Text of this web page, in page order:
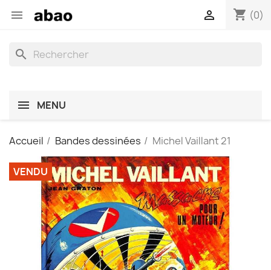
 shopping_cart (0)

search
MENU
Accueil Bandes dessinées Michel Vaillant 21
VENDU